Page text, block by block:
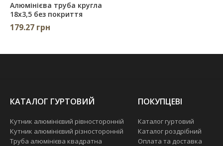
Алюмінієва труба кругла
18х3,5 без покриття
179.27 грн
КАТАЛОГ ГУРТОВИЙ
Кутник алюмінієвий рівносторонній
Кутник алюмінієвий різносторонній
Труба алюмінієва квадратна
ПОКУПЦЕВІ
Каталог гуртовий
Каталог роздрібний
Оплата та доставка